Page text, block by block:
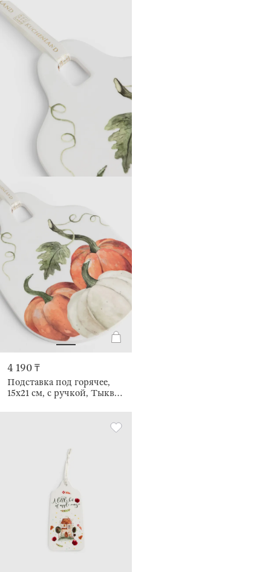
4 190 ₸
Подставка под горячее,
15x21 см, с ручкой, Тыквы,